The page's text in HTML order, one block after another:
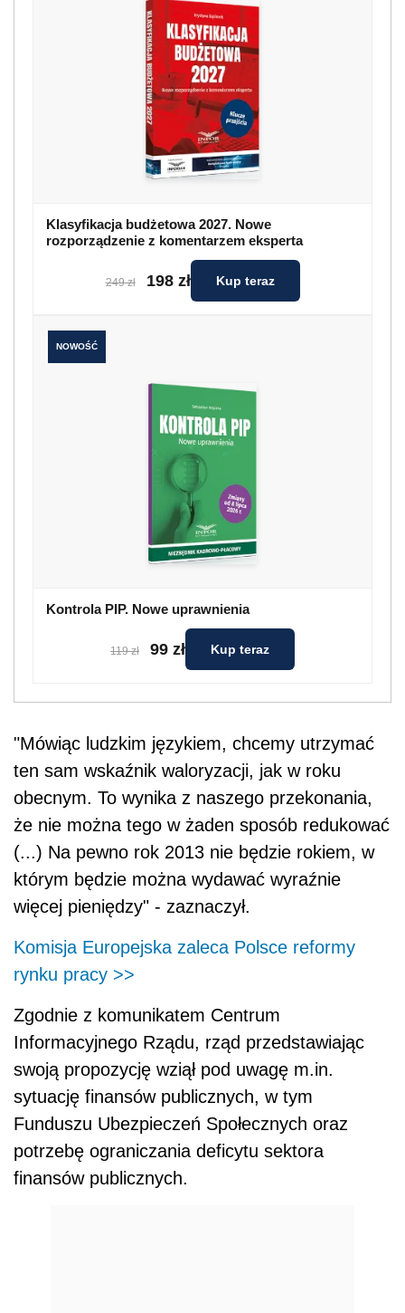
Klasyfikacja budżetowa 2027. Nowe
rozporządzenie z komentarzem eksperta
249 zł 198 zł Kup teraz
NOWOŚĆ
Kontrola PIP. Nowe uprawnienia
119 zł 99 zł Kup teraz
"Mówiąc ludzkim językiem, chcemy utrzymać
ten sam wskaźnik waloryzacji, jak w roku
obecnym. To wynika z naszego przekonania,
że nie można tego w żaden sposób redukować
(...) Na pewno rok 2013 nie będzie rokiem, w
którym będzie można wydawać wyraźnie
więcej pieniędzy" - zaznaczył.
Komisja Europejska zaleca Polsce reformy
rynku pracy >>
Zgodnie z komunikatem Centrum
Informacyjnego Rządu, rząd przedstawiając
swoją propozycję wziął pod uwagę m.in.
sytuację finansów publicznych, w tym
Funduszu Ubezpieczeń Społecznych oraz
potrzebę ograniczania deficytu sektora
finansów publicznych.